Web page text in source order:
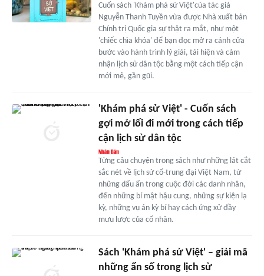
Cuốn sách 'Khám phá sử Việt'của tác giả
Nguyễn Thanh Tuyền vừa được Nhà xuất bản
Chính trị Quốc gia sự thật ra mắt, như một
'chiếc chìa khóa' để bạn đọc mở ra cánh cửa
bước vào hành trình lý giải, tái hiện và cảm
nhận lịch sử dân tộc bằng một cách tiếp cận
mới mẻ, gần gũi.
'Khám phá sử Việt' - Cuốn sách
gợi mở lối đi mới trong cách tiếp
cận lịch sử dân tộc
Từng câu chuyện trong sách như những lát cắt
sắc nét về lịch sử cổ-trung đại Việt Nam, từ
những dấu ấn trong cuộc đời các danh nhân,
đến những bí mật hậu cung, những sự kiện lạ
kỳ, những vụ án kỳ bí hay cách ứng xử đầy
mưu lược của cổ nhân.
Sách 'Khám phá sử Việt' – giải mã
những ẩn số trong lịch sử